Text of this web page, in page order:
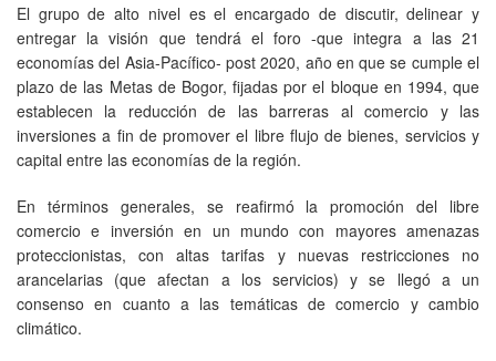
El grupo de alto nivel es el encargado de discutir, delinear y
entregar la visión que tendrá el foro -que integra a las 21
economías del Asia-Pacífico- post 2020, año en que se cumple el
plazo de las Metas de Bogor, fijadas por el bloque en 1994, que
establecen la reducción de las barreras al comercio y las
inversiones a fin de promover el libre flujo de bienes, servicios y
capital entre las economías de la región.
En términos generales, se reafirmó la promoción del libre
comercio e inversión en un mundo con mayores amenazas
proteccionistas, con altas tarifas y nuevas restricciones no
arancelarias (que afectan a los servicios) y se llegó a un
consenso en cuanto a las temáticas de comercio y cambio
climático.